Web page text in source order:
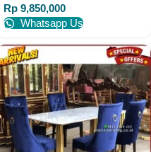
Rp 9,850,000
Whatsapp Us